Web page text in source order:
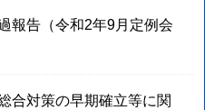
報告（令和2年9月定例会
対策の早期確立等に関